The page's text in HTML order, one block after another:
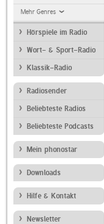
Mehr Genres
Hörspiele im Radio
Wort- & Sport-Radio
Klassik-Radio
Radiosender
Beliebteste Radios
Beliebteste Podcasts
Mein phonostar
Downloads
Hilfe & Kontakt
Newsletter